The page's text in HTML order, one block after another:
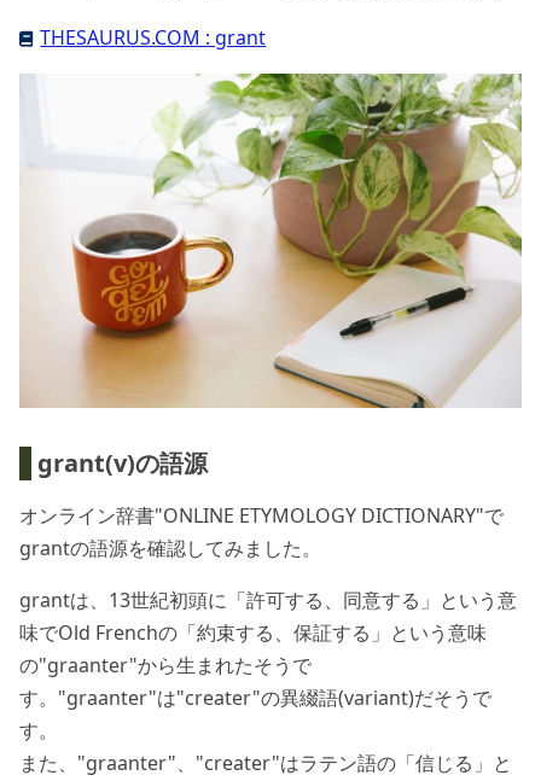
THESAURUS.COM : grant
grant(v)の語源
オンライン辞書"ONLINE ETYMOLOGY DICTIONARY"で
grantの語源を確認してみました。
grantは、13世紀初頭に「許可する、同意する」という意
味でOld Frenchの「約束する、保証する」という意味
の"graanter"から生まれたそうで
す。"graanter"は"creater"の異綴語(variant)だそうで
す。
また、"graanter"、"creater"はラテン語の「信じる」と